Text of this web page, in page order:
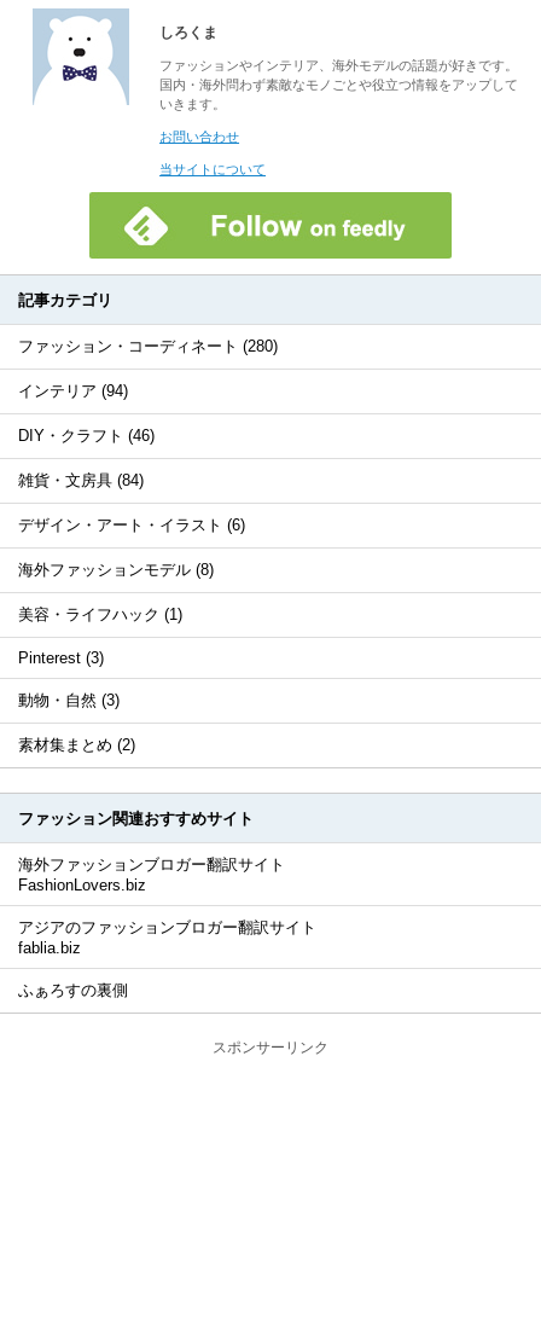
しろくま
ファッションやインテリア、海外モデルの話題が好きです。
国内・海外問わず素敵なモノごとや役立つ情報をアップして
いきます。
お問い合わせ
当サイトについて
記事カテゴリ
ファッション・コーディネート (280)
インテリア (94)
DIY・クラフト (46)
雑貨・文房具 (84)
デザイン・アート・イラスト (6)
海外ファッションモデル (8)
美容・ライフハック (1)
Pinterest (3)
動物・自然 (3)
素材集まとめ (2)
ファッション関連おすすめサイト
海外ファッションブロガー翻訳サイト
FashionLovers.biz
アジアのファッションブロガー翻訳サイト
fablia.biz
ふぁろすの裏側
スポンサーリンク